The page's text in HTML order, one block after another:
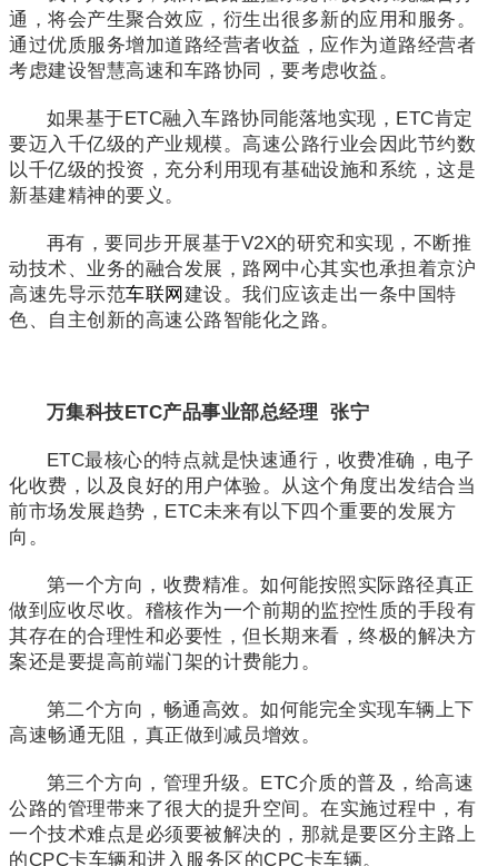
通，将会产生聚合效应，衍生出很多新的应用和服务。
通过优质服务增加道路经营者收益，应作为道路经营者
考虑建设智慧高速和车路协同，要考虑收益。
如果基于ETC融入车路协同能落地实现，ETC肯定
要迈入千亿级的产业规模。高速公路行业会因此节约数
以千亿级的投资，充分利用现有基础设施和系统，这是
新基建精神的要义。
再有，要同步开展基于V2X的研究和实现，不断推
动技术、业务的融合发展，路网中心其实也承担着京沪
高速先导示范车联网 建设。我们应该走出一条中国特
色、自主创新的高速公路智能化之路。
万集科技ETC产品事业部总经理 张宁
ETC最核心的特点就是快速通行，收费准确，电子
化收费，以及良好的用户体验。从这个角度出发结合当
前市场发展趋势，ETC未来有以下四个重要的发展方
向。
第一个方向，收费精准。如何能按照实际路径真正
做到应收尽收。稽核作为一个前期的监控性质的手段有
其存在的合理性和必要性，但长期来看，终极的解决方
案还是要提高前端门架的计费能力。
第二个方向，畅通高效。如何能完全实现车辆上下
高速畅通无阻，真正做到减员增效。
第三个方向，管理升级。ETC介质的普及，给高速
公路的管理带来了很大的提升空间。在实施过程中，有
一个技术难点是必须要被解决的，那就是要区分主路上
的CPC卡车辆和进入服务区的CPC卡车辆。